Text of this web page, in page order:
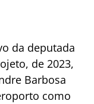
da deputada
de 2023,
Barbosa
como